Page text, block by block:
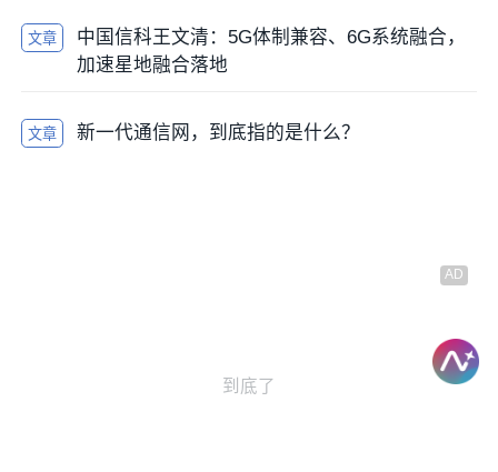
文章
中国信科王文清：5G体制兼容、6G系统融合，
加速星地融合落地
文章 新一代通信网，到底指的是什么？